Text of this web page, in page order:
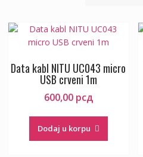
Data kabl NITU UC043 micro
USB crveni 1m
600,00 рсд
Dodaj u korpu